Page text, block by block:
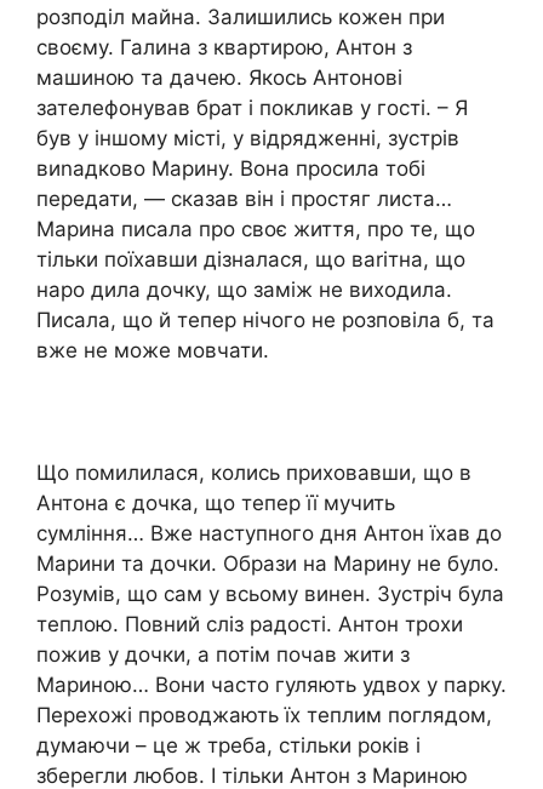
розподіл майна. Залишились кожен при
своєму. Галина з квартирою, Антон з
машиною та дачею. Якось Антонові
зателефонував брат і покликав у гості. – Я
був у іншому місті, у відрядженні, зустрів
виnадково Марину. Вона просила тобі
передати, — сказав він і простяг листа…
Марина писала про своє життя, про те, що
тільки поїхавши дізналася, що ваriтна, що
наро дила дочку, що заміж не виходила.
Писала, що й тепер нічого не розповіла б, та
вже не може мовчати.
Що помилилася, колись приховавши, що в
Антона є дочка, що тепер її мучить
сумління… Вже наступного дня Антон їхав до
Марини та дочки. Образи на Марину не було.
Розумів, що сам у всьому винен. Зустріч була
теплою. Повний сліз радості. Антон трохи
пожив у дочки, а потім почав жити з
Мариною… Вони часто гуляють удвох у парку.
Перехожі проводжають їх теплим поглядом,
думаючи – це ж треба, стільки років і
зберегли любов. І тільки Антон з Мариною